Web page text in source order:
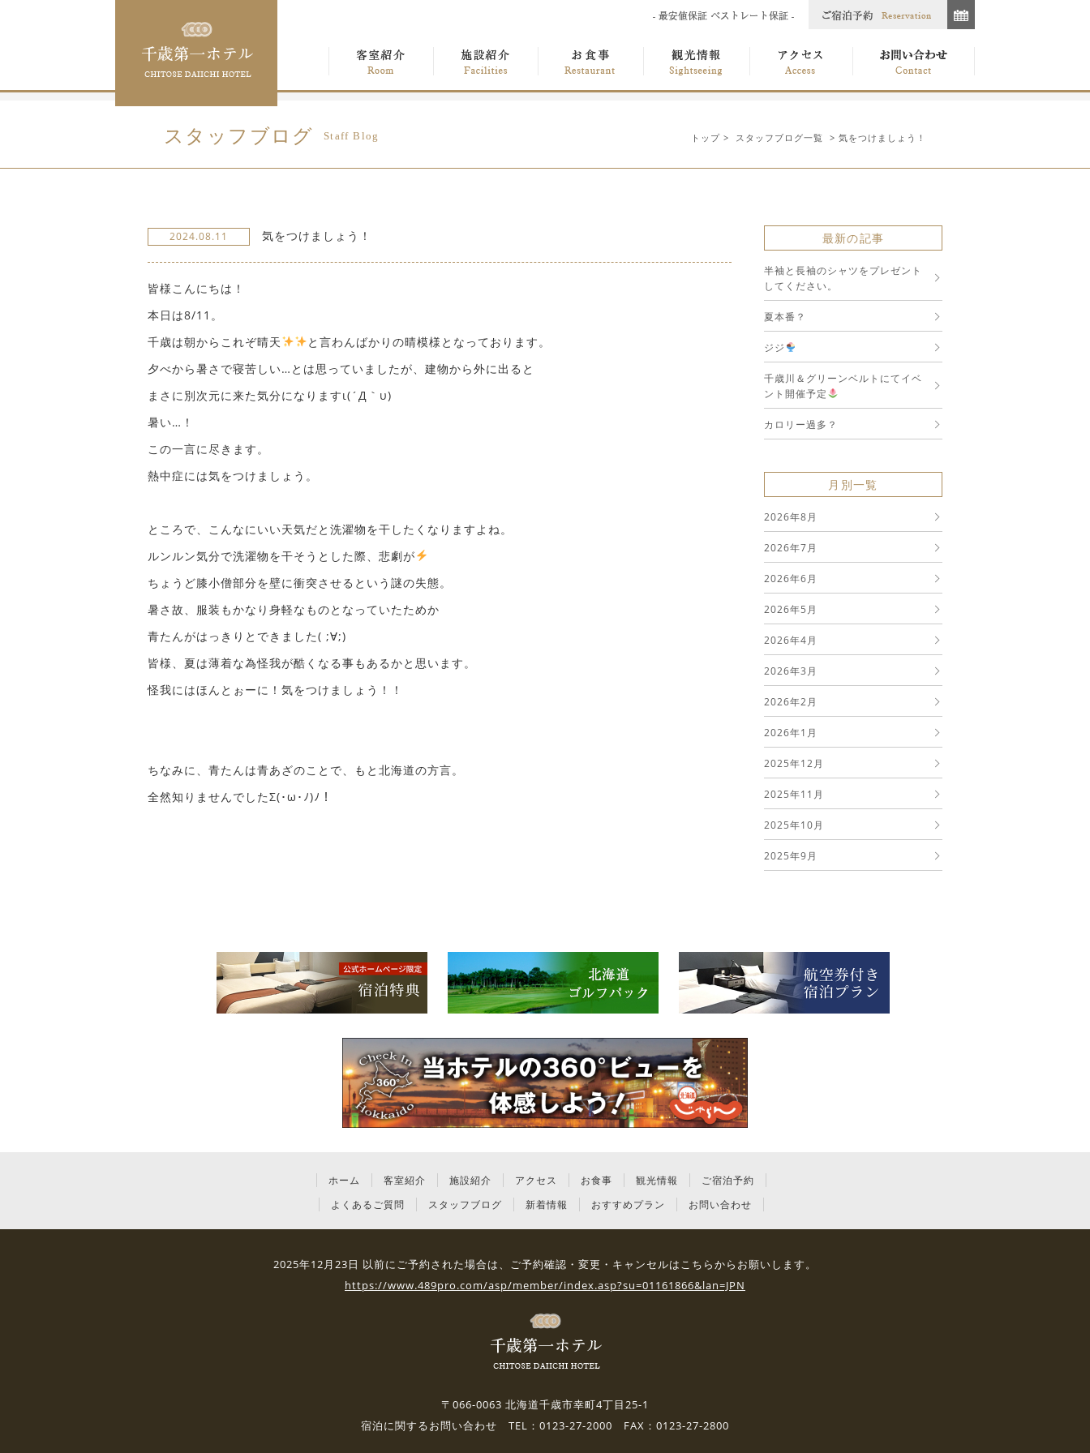
スタッフブログ Staff Blog トップ > スタッフブログ一覧 > 気をつけましょう！
2024.08.11 気をつけましょう！
皆様こんにちは！
本日は8/11。
千歳は朝からこれぞ晴天
と言わんばかりの晴模様となっております。
夕べから暑さで寝苦しい…とは思っていましたが、建物から外に出ると
まさに別次元に来た気分になりますι(´Д｀υ)
暑い…！
この一言に尽きます。
熱中症には気をつけましょう。
ところで、こんなにいい天気だと洗濯物を干したくなりますよね。
ルンルン気分で洗濯物を干そうとした際、悲劇が
ちょうど膝小僧部分を壁に衝突させるという謎の失態。
暑さ故、服装もかなり身軽なものとなっていたためか
青たんがはっきりとできました( ;∀;)
皆様、夏は薄着な為怪我が酷くなる事もあるかと思います。
怪我にはほんとぉーに！気をつけましょう！！
ちなみに、青たんは青あざのことで、もと北海道の方言。
全然知りませんでしたΣ(･ω･ﾉ)ﾉ！
最新の記事
半袖と長袖のシャツをプレゼント
してください。
夏本番？
ジジ
千歳川＆グリーンベルトにてイベ
ント開催予定
カロリー過多？
月別一覧
2026年8月
2026年7月
2026年6月
2026年5月
2026年4月
2026年3月
2026年2月
2026年1月
2025年12月
2025年11月
2025年10月
2025年9月
ホーム 客室紹介 施設紹介 アクセス お食事 観光情報
ご宿泊予約
よくあるご質問
スタッフブログ 新着情報 おすすめプラン お問い合わせ
2025年12月23日 以前にご予約された場合は、 ご予約確認・変更・キャンセルはこちらからお願いします。
https://www.489pro.com/asp/member/index.asp?su=01161866&lan=JPN
〒066-0063 北海道千歳市幸町4丁目25-1
宿泊に関するお問い合わせ TEL：0123-27-2000 FAX：0123-27-2800